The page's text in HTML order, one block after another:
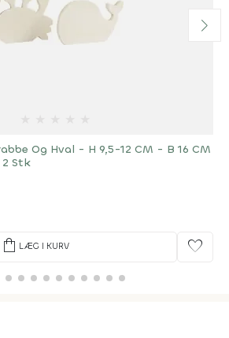
Og Hval - H 9,5-12 CM - B 16 CM
Stk
shopping_bag LÆG I KURV favorite